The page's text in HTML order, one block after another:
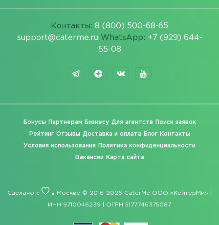
Контакты: 8 (800) 500-68-65
support@caterme.ru WhatsApp: +7 (929) 644-
55-08
Бонусы Партнерам Бизнесу Для агентств Поиск заявок
Рейтинг Отзывы Доставка и оплата Блог Контакты
Условия использования Политика конфиденциальности
Вакансии Карта сайта
Сделано с в Москве © 2016-2026 CaterMe ООО «КейтерМи» |
ИНН 9710046239 | ОГРН 5177746375087